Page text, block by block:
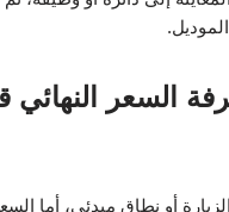
السعر النهائي
أو نطاق مبدئي، أما